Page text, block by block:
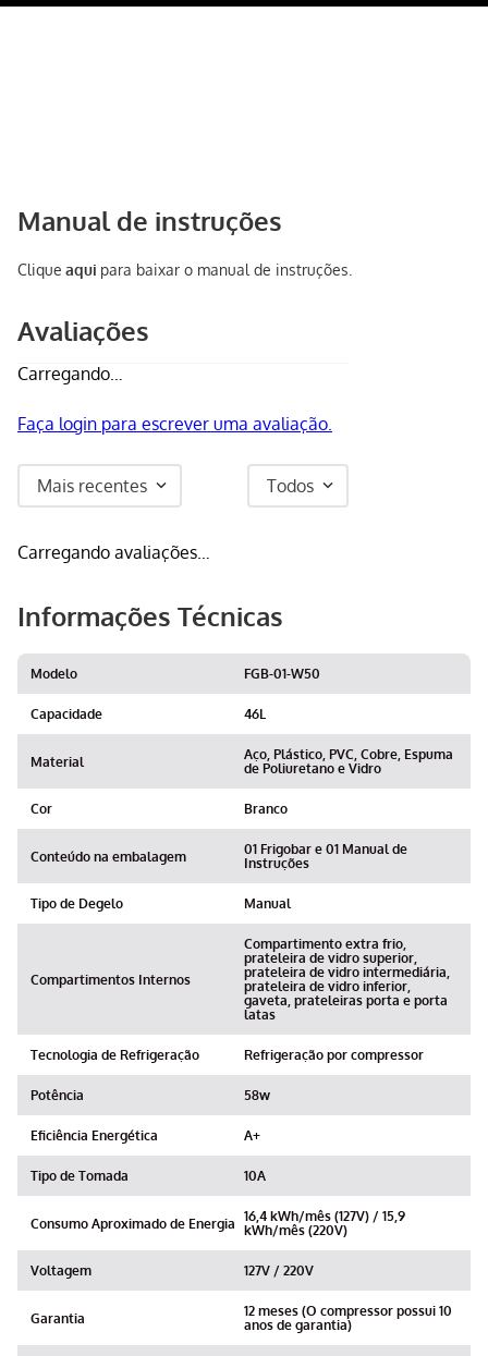
Manual de instruções
Clique aqui para baixar o manual de instruções.
Avaliações
Carregando…
Faça login para escrever uma avaliação.
Mais recentes Todos
Carregando avaliações…
Informações Técnicas
Modelo FGB-01-W50
Capacidade 46L
Material
Aço, Plástico, PVC, Cobre, Espuma
de Poliuretano e Vidro
Cor Branco
Conteúdo na embalagem
01 Frigobar e 01 Manual de
Instruções
Tipo de Degelo Manual
Compartimentos Internos
Compartimento extra frio,
prateleira de vidro superior,
prateleira de vidro intermediária,
prateleira de vidro inferior,
gaveta, prateleiras porta e porta
latas
Tecnologia de Refrigeração Refrigeração por compressor
Potência 58w
Eficiência Energética A+
Tipo de Tomada 10A
Consumo Aproximado de Energia 16,4 kWh/mês (127V) / 15,9
kWh/mês (220V)
Voltagem 127V / 220V
Garantia
12 meses (O compressor possui 10
anos de garantia)